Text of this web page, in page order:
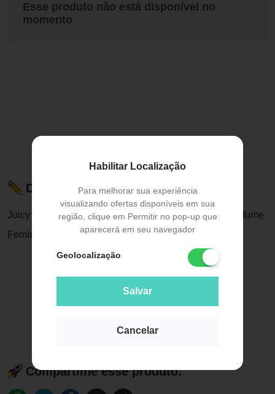
Habilitar Localização
Para melhorar sua experiência
visualizando ofertas disponíveis em sua
região, clique em Permitir no pop-up que
aparecerá em seu navegador
Geolocalização
Salvar
Cancelar
Esse produto não está disponível no
momento
Descrição do Produto
Juicy Couture I Am Juicy Couture Eau de Parfum - Perfume
Feminino
Compartilhe esse produto: